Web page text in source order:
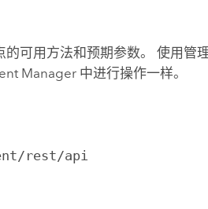
的可用方法和预期参数。 使用管
Manager 中进行操作一样。
rest/api